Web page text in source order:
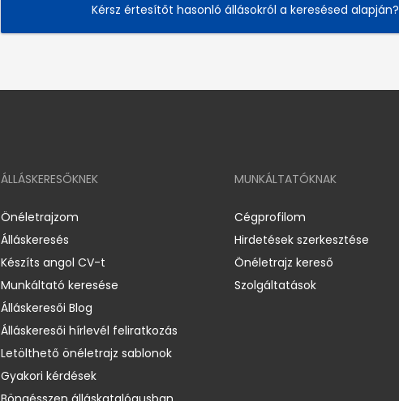
Kérsz értesítőt hasonló állásokról a keresésed alapján?
ÁLLÁSKERESŐKNEK
Önéletrajzom
Álláskeresés
Készíts angol CV-t
Munkáltató keresése
Álláskeresői Blog
Álláskeresői hírlevél feliratkozás
Letölthető önéletrajz sablonok
Gyakori kérdések
MUNKÁLTATÓKNAK
Cégprofilom
Hirdetések szerkesztése
Önéletrajz kereső
Szolgáltatások